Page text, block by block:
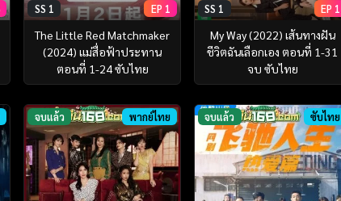
SS 1 EP 1
The Little Red Matchmaker
(2024) แม่สื่อฟ้าประทาน
ตอนที่ 1-24 ซับไทย
SS 1 EP 1
My Way (2022) เส้นทางฝัน
ชีวิตฉันเลือกเอง ตอนที่ 1-31
จบ ซับไทย
จบแล้ว พากย์ไทย จบแล้ว ซับไทย